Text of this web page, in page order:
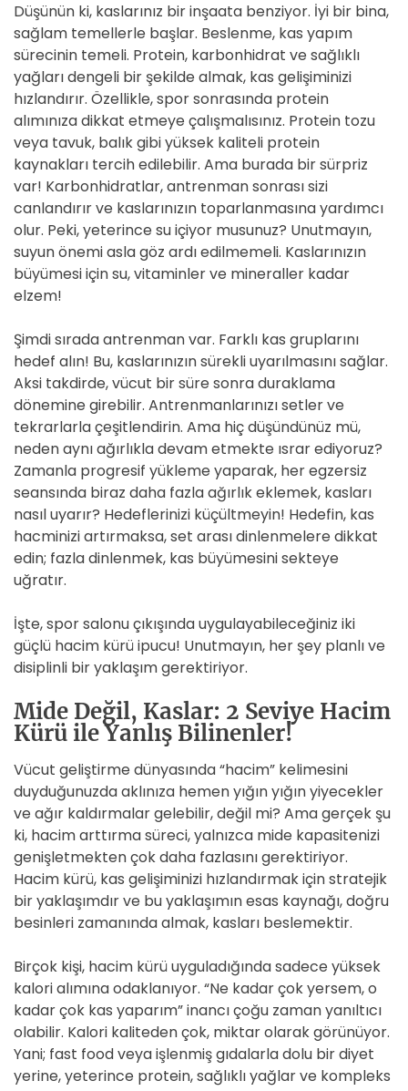
Düşünün ki, kaslarınız bir inşaata benziyor. İyi bir bina,
sağlam temellerle başlar. Beslenme, kas yapım
sürecinin temeli. Protein, karbonhidrat ve sağlıklı
yağları dengeli bir şekilde almak, kas gelişiminizi
hızlandırır. Özellikle, spor sonrasında protein
alımınıza dikkat etmeye çalışmalısınız. Protein tozu
veya tavuk, balık gibi yüksek kaliteli protein
kaynakları tercih edilebilir. Ama burada bir sürpriz
var! Karbonhidratlar, antrenman sonrası sizi
canlandırır ve kaslarınızın toparlanmasına yardımcı
olur. Peki, yeterince su içiyor musunuz? Unutmayın,
suyun önemi asla göz ardı edilmemeli. Kaslarınızın
büyümesi için su, vitaminler ve mineraller kadar
elzem!
Şimdi sırada antrenman var. Farklı kas gruplarını
hedef alın! Bu, kaslarınızın sürekli uyarılmasını sağlar.
Aksi takdirde, vücut bir süre sonra duraklama
dönemine girebilir. Antrenmanlarınızı setler ve
tekrarlarla çeşitlendirin. Ama hiç düşündünüz mü,
neden aynı ağırlıkla devam etmekte ısrar ediyoruz?
Zamanla progresif yükleme yaparak, her egzersiz
seansında biraz daha fazla ağırlık eklemek, kasları
nasıl uyarır? Hedeflerinizi küçültmeyin! Hedefin, kas
hacminizi artırmaksa, set arası dinlenmelere dikkat
edin; fazla dinlenmek, kas büyümesini sekteye
uğratır.
İşte, spor salonu çıkışında uygulayabileceğiniz iki
güçlü hacim kürü ipucu! Unutmayın, her şey planlı ve
disiplinli bir yaklaşım gerektiriyor.
Mide Değil, Kaslar: 2 Seviye Hacim
Kürü ile Yanlış Bilinenler!
Vücut geliştirme dünyasında “hacim” kelimesini
duyduğunuzda aklınıza hemen yığın yığın yiyecekler
ve ağır kaldırmalar gelebilir, değil mi? Ama gerçek şu
ki, hacim arttırma süreci, yalnızca mide kapasitenizi
genişletmekten çok daha fazlasını gerektiriyor.
Hacim kürü, kas gelişiminizi hızlandırmak için stratejik
bir yaklaşımdır ve bu yaklaşımın esas kaynağı, doğru
besinleri zamanında almak, kasları beslemektir.
Birçok kişi, hacim kürü uyguladığında sadece yüksek
kalori alımına odaklanıyor. “Ne kadar çok yersem, o
kadar çok kas yaparım” inancı çoğu zaman yanıltıcı
olabilir. Kalori kaliteden çok, miktar olarak görünüyor.
Yani; fast food veya işlenmiş gıdalarla dolu bir diyet
yerine, yeterince protein, sağlıklı yağlar ve kompleks